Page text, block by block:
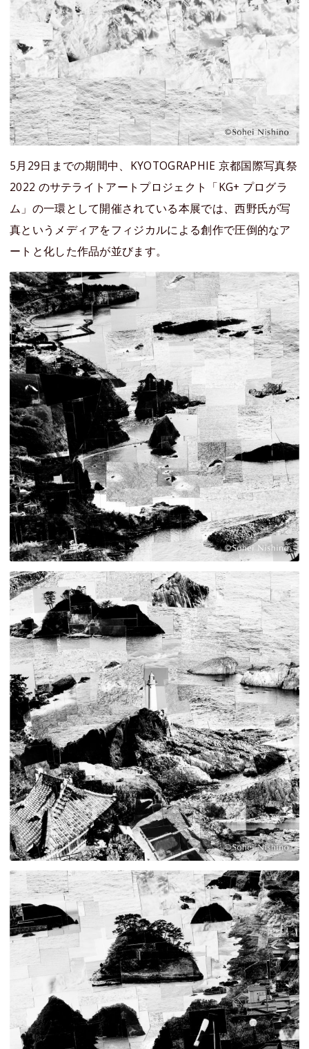
5月29日までの期間中、KYOTOGRAPHIE 京都国際写真祭
2022 のサテライトアートプロジェクト「KG+ プログラ
ム」の一環として開催されている本展では、西野氏が写
真というメディアをフィジカルによる創作で圧倒的なア
ートと化した作品が並びます。